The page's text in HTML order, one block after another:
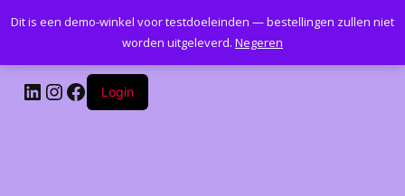
Kantoormeubelenplus.com
LinkedIn
Instagram
Facebook
Login
Dit is een demo-winkel voor testdoeleinden — bestellingen zullen niet
worden uitgeleverd. Negeren